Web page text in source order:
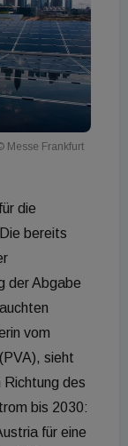
Messe Frankfurt
die
bereits
der Abgabe
vom
sieht
Richtung des
bis 2030:
für eine